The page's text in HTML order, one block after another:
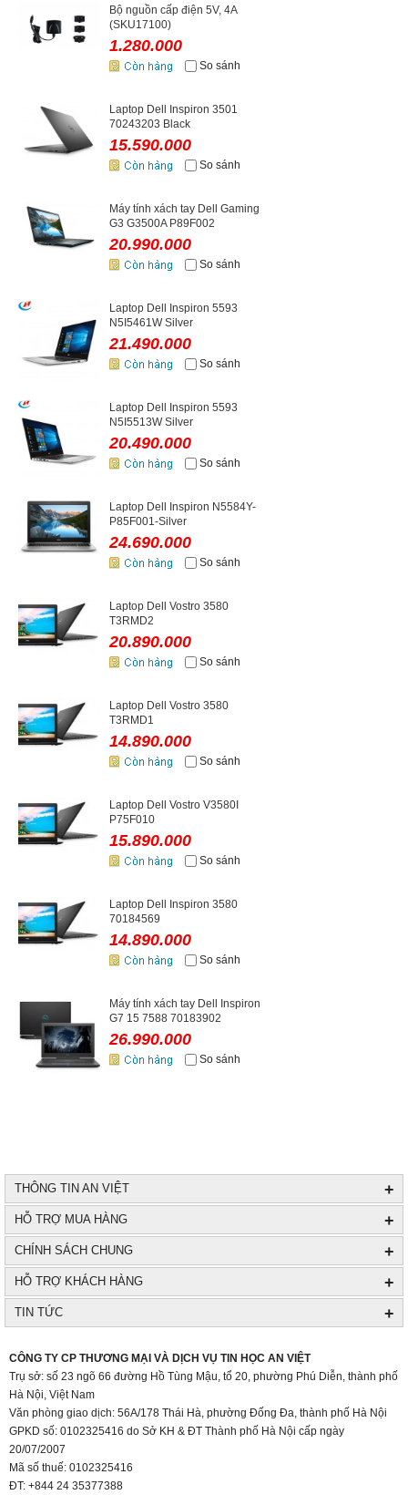
Bộ nguồn cấp điện 5V, 4A
(SKU17100)
1.280.000
So sánh
Laptop Dell Inspiron 3501
70243203 Black
15.590.000
So sánh
Máy tính xách tay Dell Gaming
G3 G3500A P89F002
20.990.000
So sánh
Laptop Dell Inspiron 5593
N5I5461W Silver
21.490.000
So sánh
Laptop Dell Inspiron 5593
N5I5513W Silver
20.490.000
So sánh
Laptop Dell Inspiron N5584Y-
P85F001-Silver
24.690.000
So sánh
Laptop Dell Vostro 3580
T3RMD2
20.890.000
So sánh
Laptop Dell Vostro 3580
T3RMD1
14.890.000
So sánh
Laptop Dell Vostro V3580I
P75F010
15.890.000
So sánh
Laptop Dell Inspiron 3580
70184569
14.890.000
So sánh
Máy tính xách tay Dell Inspiron
G7 15 7588 70183902
26.990.000
So sánh
THÔNG TIN AN VIỆT +
HỖ TRỢ MUA HÀNG +
CHÍNH SÁCH CHUNG +
HỖ TRỢ KHÁCH HÀNG +
TIN TỨC +
CÔNG TY CP THƯƠNG MẠI VÀ DỊCH VỤ TIN HỌC AN VIỆT
Trụ sở: số 23 ngõ 66 đường Hồ Tùng Mậu, tổ 20, phường Phú Diễn, thành phố
Hà Nội, Việt Nam
Văn phòng giao dịch: 56A/178 Thái Hà, phường Đống Đa, thành phố Hà Nội
GPKD số: 0102325416 do Sở KH & ĐT Thành phố Hà Nội cấp ngày
20/07/2007
Mã số thuế: 0102325416
ĐT: +844 24 35377388